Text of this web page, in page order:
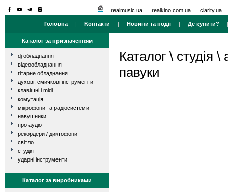
realmusic.ua realkino.com.ua clarity.ua
Головна | Контакти | Новини та події| Де купити?
Каталог за призначенням
dj обладнання
відеообладнання
гітарне обладнання
духові, смичкові інструменти
клавішні і midi
комутація
мікрофони та радіосистеми
навушники
про аудіо
рекордери / диктофони
світло
студія
ударні інструменти
Каталог за виробниками
Каталог \ студія \
павуки